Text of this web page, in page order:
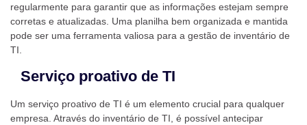
regularmente para garantir que as informações estejam sempre
corretas e atualizadas. Uma planilha bem organizada e mantida
pode ser uma ferramenta valiosa para a gestão de inventário de
TI.
Serviço proativo de TI
Um serviço proativo de TI é um elemento crucial para qualquer
empresa. Através do inventário de TI, é possível antecipar